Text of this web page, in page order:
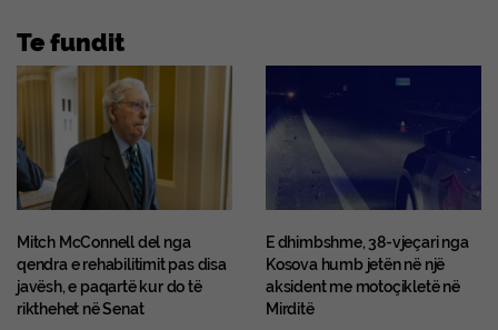
Te fundit
Mitch McConnell del nga
qendra e rehabilitimit pas disa
javësh, e paqartë kur do të
rikthehet në Senat
E dhimbshme, 38-vjeçari nga
Kosova humb jetën në një
aksident me motoçikletë në
Mirditë